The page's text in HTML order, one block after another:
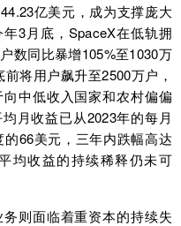
亿美元，成为支撑庞大
3月底，SpaceX在低轨拥
数同比暴增105%至1030万
将用户飙升至2500万户，
中低收入国家和农村偏偏
月收益已从2023年的每月
66美元，三年内跌幅高达
均收益的持续稀释仍未可
则面临着重资本的持续失